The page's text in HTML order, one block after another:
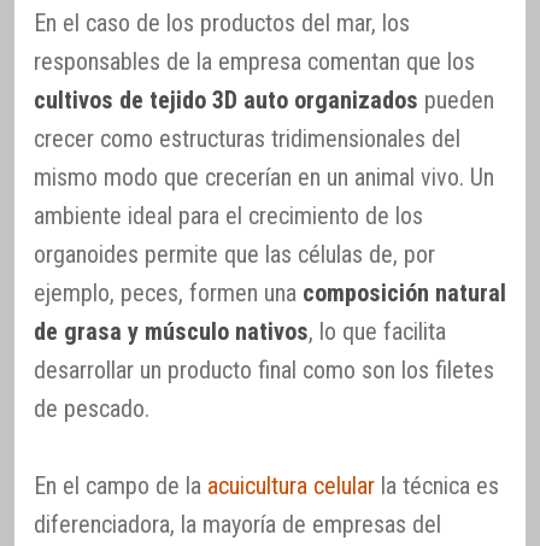
En el caso de los productos del mar, los
responsables de la empresa comentan que los
cultivos de tejido 3D auto organizados pueden
crecer como estructuras tridimensionales del
mismo modo que crecerían en un animal vivo. Un
ambiente ideal para el crecimiento de los
organoides permite que las células de, por
ejemplo, peces, formen una composición natural
de grasa y músculo nativos, lo que facilita
desarrollar un producto final como son los filetes
de pescado.
En el campo de la acuicultura celular la técnica es
diferenciadora, la mayoría de empresas del